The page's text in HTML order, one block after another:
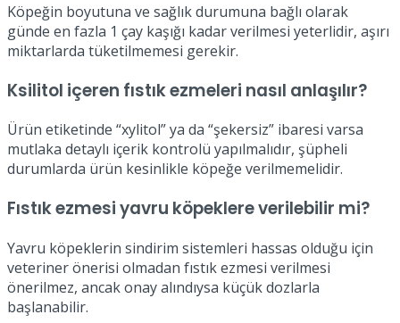
Köpeğin boyutuna ve sağlık durumuna bağlı olarak
günde en fazla 1 çay kaşığı kadar verilmesi yeterlidir, aşırı
miktarlarda tüketilmemesi gerekir.
Ksilitol içeren fıstık ezmeleri nasıl anlaşılır?
Ürün etiketinde “xylitol” ya da “şekersiz” ibaresi varsa
mutlaka detaylı içerik kontrolü yapılmalıdır, şüpheli
durumlarda ürün kesinlikle köpeğe verilmemelidir.
Fıstık ezmesi yavru köpeklere verilebilir mi?
Yavru köpeklerin sindirim sistemleri hassas olduğu için
veteriner önerisi olmadan fıstık ezmesi verilmesi
önerilmez, ancak onay alındıysa küçük dozlarla
başlanabilir.